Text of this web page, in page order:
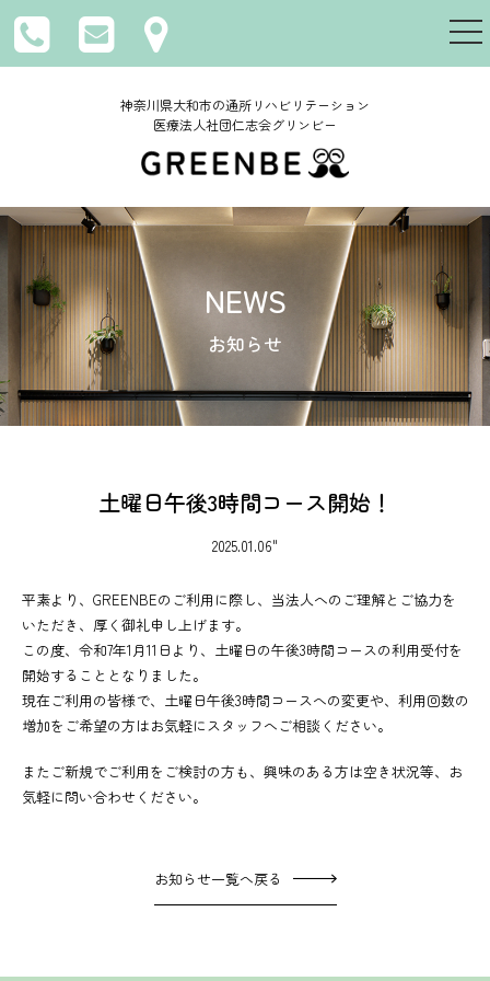
神奈川県大和市の通所リハビリテーション
医療法人社団仁志会グリンビー
NEWS
お知らせ
土曜日午後3時間コース開始！
2025.01.06"
平素より、GREENBEのご利用に際し、当法人へのご理解とご協力を
いただき、厚く御礼申し上げます。
この度、令和7年1月11日より、土曜日の午後3時間コースの利用受付を
開始することとなりました。
現在ご利用の皆様で、土曜日午後3時間コースへの変更や、利用回数の
増加をご希望の方はお気軽にスタッフへご相談ください。
またご新規でご利用をご検討の方も、興味のある方は空き状況等、お
気軽に問い合わせください。
お知らせ一覧へ戻る